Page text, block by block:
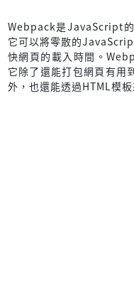
Webpack是JavaScript
它可以將零散的
快網頁的載入時間。
它除了還能打包網頁有用
外，也還能透過HTML模